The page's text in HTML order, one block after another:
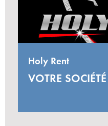
Holy Rent
VOTRE